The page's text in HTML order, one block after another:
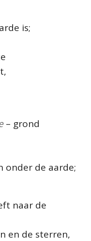
is;
– grond
onder de aarde;
naar de
en de sterren,